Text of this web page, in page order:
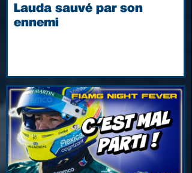
Lauda sauvé par son
ennemi